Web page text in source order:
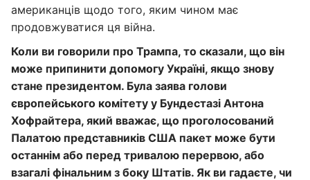
американців щодо того, яким чином має
продовжуватися ця війна.
Коли ви говорили про Трампа, то сказали, що він
може припинити допомогу Україні, якщо знову
стане президентом. Була заява голови
європейського комітету у Бундестазі Антона
Хофрайтера, який вважає, що проголосований
Палатою представників США пакет може бути
останнім або перед тривалою перервою, або
взагалі фінальним з боку Штатів. Як ви гадаєте, чи